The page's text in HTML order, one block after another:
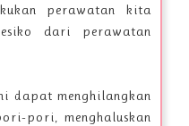
perawatan kita
dari perawatan
dapat menghilangkan
pori, menghaluskan